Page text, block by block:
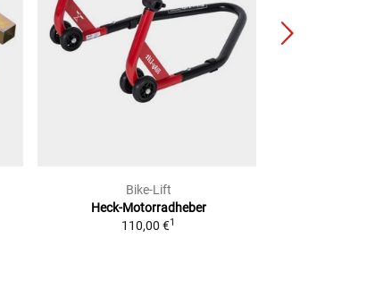
Bike-Lift
Heck-Motorradheber
110,00 €1